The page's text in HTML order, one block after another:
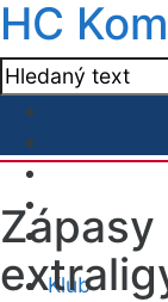
HC
Klub
Zápasy